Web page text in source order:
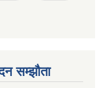
सम्झौता